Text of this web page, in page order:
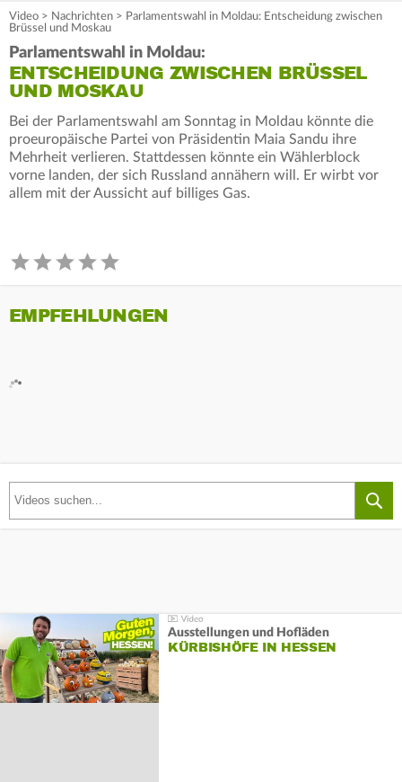
Video > Nachrichten > Parlamentswahl in Moldau: Entscheidung zwischen
Brüssel und Moskau
Parlamentswahl in Moldau:
ENTSCHEIDUNG ZWISCHEN BRÜSSEL
UND MOSKAU
Bei der Parlamentswahl am Sonntag in Moldau könnte die
proeuropäische Partei von Präsidentin Maia Sandu ihre
Mehrheit verlieren. Stattdessen könnte ein Wählerblock
vorne landen, der sich Russland annähern will. Er wirbt vor
allem mit der Aussicht auf billiges Gas.
EMPFEHLUNGEN
Ausstellungen und Hofläden
KÜRBISHÖFE IN HESSEN